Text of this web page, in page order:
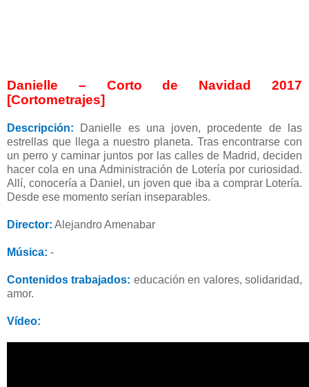
Danielle – Corto de Navidad 2017
[Cortometrajes]
Descripción: Danielle es una joven, procedente de las
estrellas que llega a nuestro planeta. Tras encontrarse con
un perro y caminar juntos por las calles de Madrid, deciden
hacer cola en una Administración de Lotería por curiosidad.
Allí, conocería a Daniel, un joven que iba a comprar Lotería.
Desde ese momento serían inseparables.
Director: Alejandro Amenabar
Música: -
Contenidos trabajados: educación en valores, solidaridad,
amor.
Vídeo: